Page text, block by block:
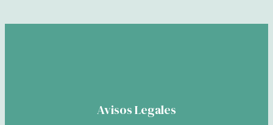
Avisos Legales